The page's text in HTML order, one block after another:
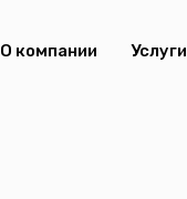
О компании Услуги